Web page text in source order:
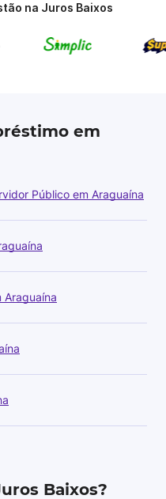
na Juros Baixos
em
Público em Araguaína
Araguaína
Baixos?